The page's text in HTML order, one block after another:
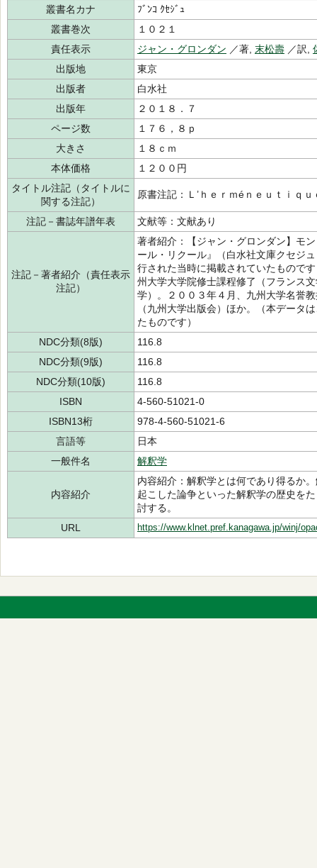
叢書名カナ
ﾌﾞﾝｺ ｸｾｼﾞｭ
叢書巻次
１０２１
責任表示
ジャン・グロンダン ／著, 末松壽 ／訳,
出版地
東京
出版者
白水社
出版年
２０１８．７
ページ数
１７６，８ｐ
大きさ
１８ｃｍ
本体価格
１２００円
タイトル注記（タイトルに
関する注記）
原書注記：Ｌ’ｈｅｒｍéｎｅｕｔｉｑ
注記－書誌年譜年表 文献等：文献あり
注記－著者紹介（責任表示
注記）
著者紹介：【ジャン・グロンダン】モ
ール・リクール』（白水社文庫クセジ
行された当時に掲載されていたもので
州大学大学院修士課程修了（フランス
学）。２００３年４月、九州大学名誉
（九州大学出版会）ほか。（本データ
たものです）
NDC分類(8版)
116.8
NDC分類(9版)
116.8
NDC分類(10版)
116.8
ISBN
4-560-51021-0
ISBN13桁
978-4-560-51021-6
言語等
日本
一般件名
解釈学
内容紹介
内容紹介：解釈学とは何であり得るか
起こした論争といった解釈学の歴史を
討する。
URL
https://www.klnet.pref.kanagawa.jp/winj/